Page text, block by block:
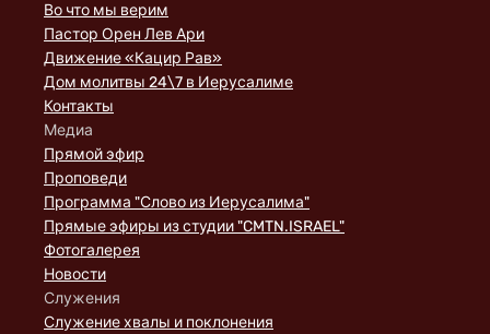
Во что мы верим
Пастор Орен Лев Ари
Движение «Кацир Рав»
Дом молитвы 24\7 в Иерусалиме
Контакты
Медиа
Прямой эфир
Проповеди
Программа "Слово из Иерусалима"
Прямые эфиры из студии "CMTN.ISRAEL"
Фотогалерея
Новости
Служения
Служение хвалы и поклонения